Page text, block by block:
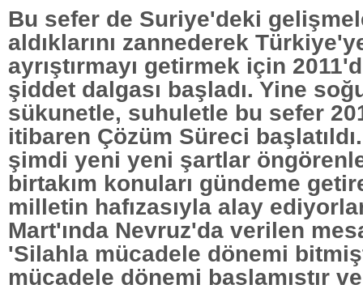
Bu sefer de Suriye'deki
aldıklarını zannederek
ayrıştırmayı getirmek için
şiddet dalgası başladı. Yine
sükunetle, suhuletle bu sefer
itibaren Çözüm Süreci
şimdi yeni yeni şartlar
birtakım konuları gündeme
milletin hafızasıyla alay
Mart'ında Nevruz'da verilen
'Silahla mücadele dönemi
mücadele dönemi başlamıştır